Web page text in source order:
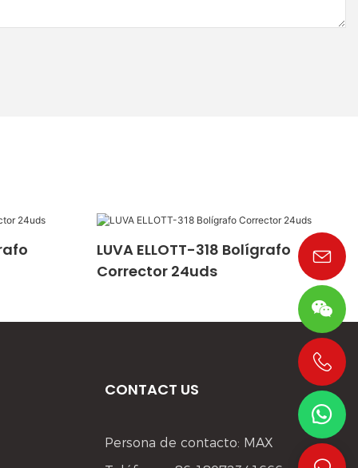
LUVA ELLOTT-318 Bolígrafo
Corrector 24uds
CONTACT US
Persona de contacto: MAX